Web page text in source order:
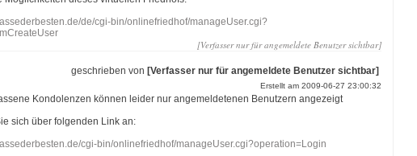
de/cgi-bin/onlinefriedhof/manageUser.cgi?
[Verfasser nur für angemeldete Benutzer sichtbar]
geschrieben von [Verfasser nur für angemeldete Benutzer sichtbar]
Erstellt am 2009-06-27 23:00:32
Kondolenzen können leider nur angemeldetenen Benutzern angezeigt
sich über folgenden Link an:
cgi-bin/onlinefriedhof/manageUser.cgi?operation=Login